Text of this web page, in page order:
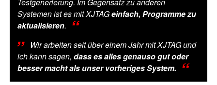
Systemen ist es mit XJTAGeinfach, Programme zu
aktualisieren.
Wir arbeiten seit über einem Jahr mit XJTAG und
ich kann sagen, dass es alles genauso gut oder
besser macht als unser vorheriges System.